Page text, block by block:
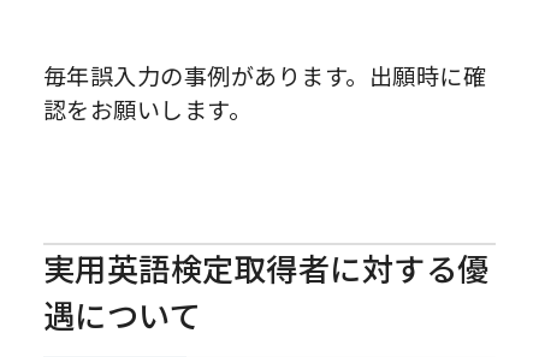
毎年誤入力の事例があります。出願時に確
認をお願いします。
実用英語検定取得者に対する優
遇について